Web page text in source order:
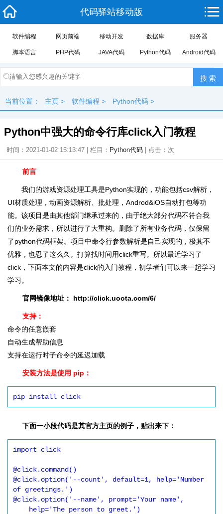
代码驿站移动版
软件编程 网页前端 移动开发 数据库 服务器
脚本语言 PHP代码 JAVA代码 Python代码 Android代码
当前位置： 主页 > 软件编程 > Python代码 >
Python中强大的命令行库click入门教程
时间：2021-01-02 15:13:47 | 栏目： Python代码 | 点击： 次
前言
我们的游戏资源处理工具是Python实现的，功能包括csv解析，
UI材质处理，动画资源解析、批处理，Androd&iOS自动打包等功
能。该项目是由其他部门继承过来的，由于绝大部分代码不符合我
们的业务需求，所以进行了大重构。删除了所有业务代码，仅保留
了python代码框架。项目中命令行参数解析是自己实现的，极其不
优雅，也忍了这么久。打算找时间用click重写。所以最近学习了
click，下面本文的内容是click的入门教程，初学者们可以来一起学习
学习。
官网镜像地址： http://click.uoota.com/6/
支持：
命令的任意嵌套
自动生成帮助信息
支持在运行时子命令的延迟加载
安装方法是使用 pip：
pip install click
下面一小段代码是其官方主页的例子，贴出来下：
import click
@click.command()
@click.option('--count', default=1, help='Number
of greetings.')
@click.option('--name', prompt='Your name',